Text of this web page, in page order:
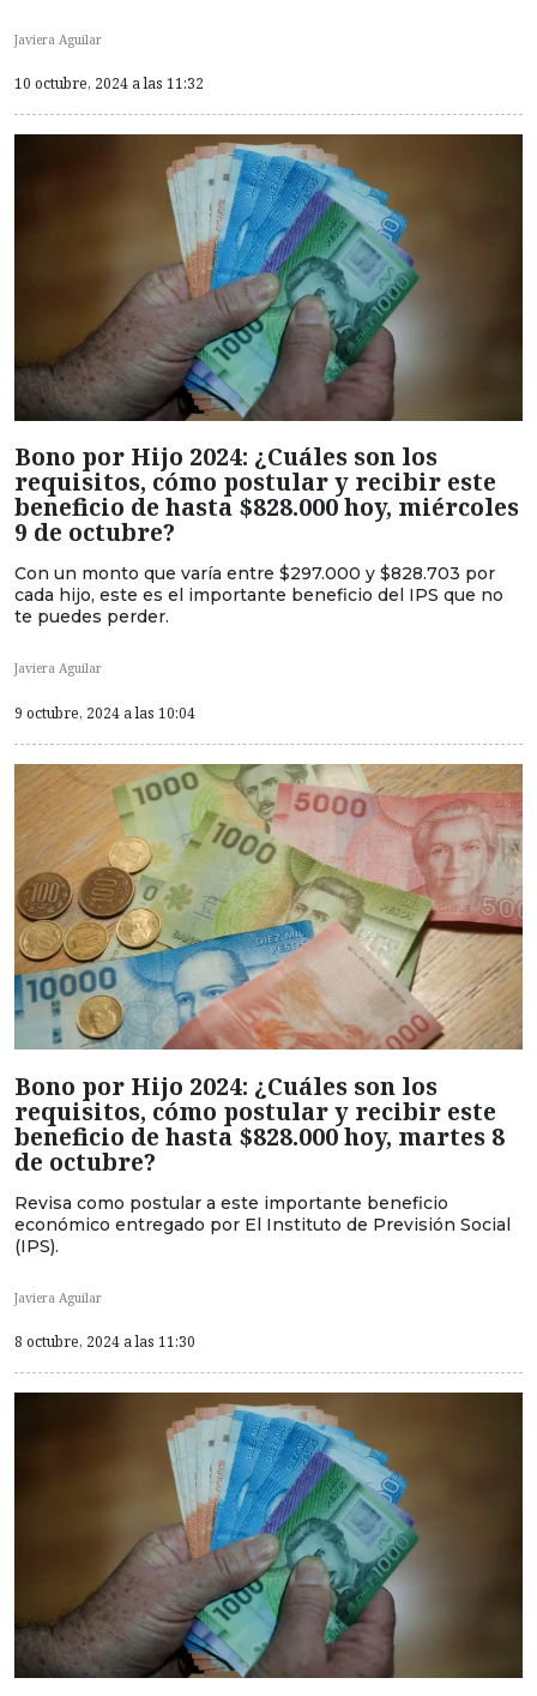
Javiera Aguilar
10 octubre, 2024 a las 11:32
Bono por Hijo 2024: ¿Cuáles son los
requisitos, cómo postular y recibir este
beneficio de hasta $828.000 hoy, miércoles
9 de octubre?
Con un monto que varía entre $297.000 y $828.703 por
cada hijo, este es el importante beneficio del IPS que no
te puedes perder.
Javiera Aguilar
9 octubre, 2024 a las 10:04
Bono por Hijo 2024: ¿Cuáles son los
requisitos, cómo postular y recibir este
beneficio de hasta $828.000 hoy, martes 8
de octubre?
Revisa como postular a este importante beneficio
económico entregado por El Instituto de Previsión Social
(IPS).
Javiera Aguilar
8 octubre, 2024 a las 11:30